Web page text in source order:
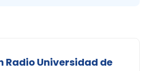
Radio Universidad de